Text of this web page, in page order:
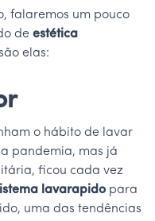
falaremos um pouco
de estética
elas:
o hábito de lavar
pandemia, mas já
ficou cada vez
lavarapido para
uma das tendências